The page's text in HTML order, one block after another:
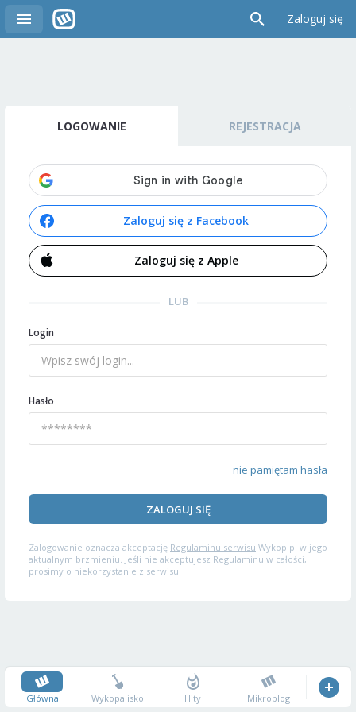
Zaloguj się
LOGOWANIE REJESTRACJA
Zaloguj się z Facebook
Zaloguj się z Apple
LUB
Login
Hasło
nie pamiętam hasła
ZALOGUJ SIĘ
Zalogowanie oznacza akceptację Regulaminu serwisu Wykop.pl w jego
aktualnym brzmieniu. Jeśli nie akceptujesz Regulaminu w całości,
prosimy o niekorzystanie z serwisu.
Główna Wykopalisko Hity Mikroblog